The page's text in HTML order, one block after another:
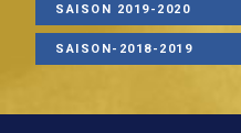
SAISON 2019-2020
SAISON-2018-2019